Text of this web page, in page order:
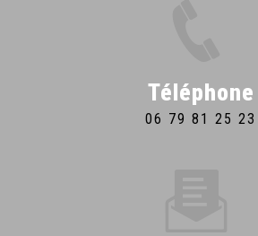
Téléphone
06 79 81 25 23